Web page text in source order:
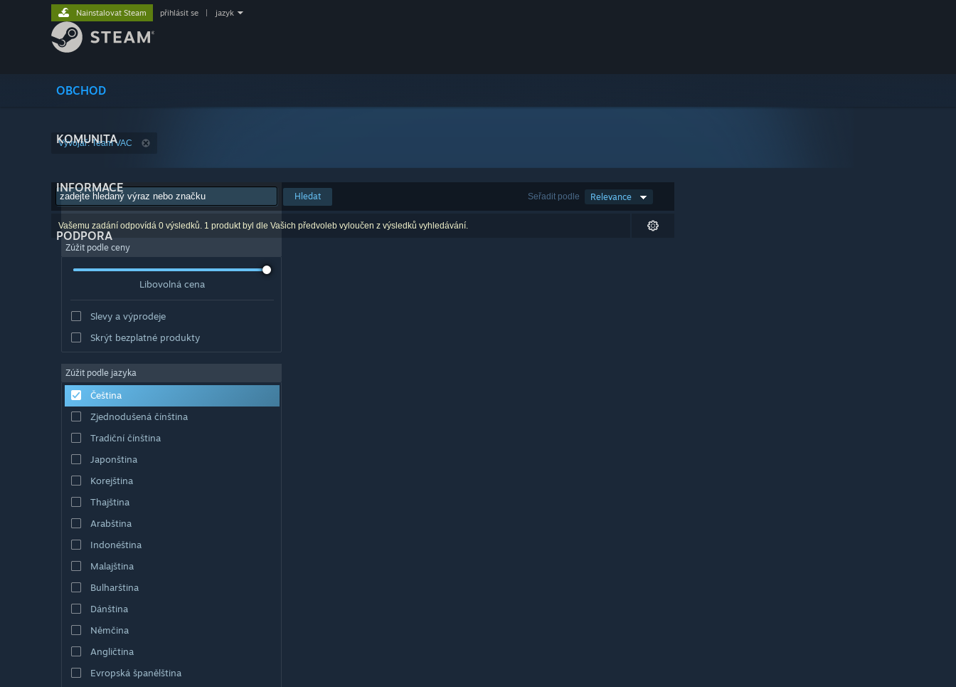
OBCHOD
KOMUNITA
INFORMACE
PODPORA
Nainstalovat Steam přihlásit se jazyk
Vývojář: Team VAC
Seřadit podle Relevance
Hledat
Vašemu zadání odpovídá 0 výsledků. 1 produkt byl dle Vašich předvoleb vyloučen z výsledků vyhledávání.
Zúžit podle ceny
Libovolná cena
Slevy a výprodeje
Skrýt bezplatné produkty
Zúžit podle jazyka
Čeština
Zjednodušená čínština
Tradiční čínština
Japonština
Korejština
Thajština
Arabština
Indonéština
Malajština
Bulharština
Dánština
Němčina
Angličtina
Evropská španělština